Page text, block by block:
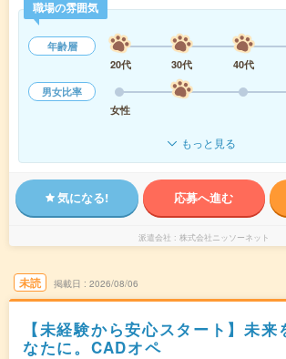
職場の雰囲気
年齢層
20代
30代 40代
男女比率
女性
もっと見る
気になる! 応募へ進む
派遣会社 株式会社ニッソーネット
未読 掲載日 2026/08/06
【未経験から安心スタート】未来
なたに。CADオペ